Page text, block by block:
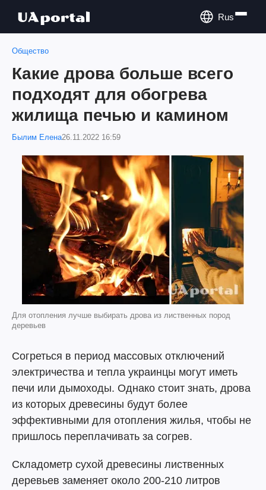
Rus
Общество
Какие дрова больше всего
подходят для обогрева
жилища печью и камином
Былим Елена26.11.2022 16:59
Для отопления лучше выбирать дрова из лиственных пород
деревьев
Согреться в период массовых отключений
электричества и тепла украинцы могут иметь
печи или дымоходы. Однако стоит знать, дрова
из которых древесины будут более
эффективными для отопления жилья, чтобы не
пришлось переплачивать за согрев.
Складометр сухой древесины лиственных
деревьев заменяет около 200-210 литров